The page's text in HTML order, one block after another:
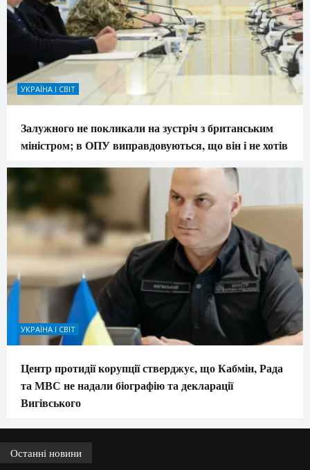
УКРАЇНА І СВІТ
Залужного не покликали на зустріч з британським
міністром; в ОПУ виправдовуються, що він і не хотів
УКРАЇНА І СВІТ
Центр протидії корупції стверджує, що Кабмін, Рада
та МВС не надали біографію та декларації
Вигівського
Останні новини